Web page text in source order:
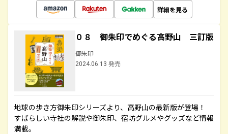
詳細を見る
０８ 御朱印でめぐる高野山 三訂版
御朱印
2024.06.13 発売
地球の歩き方御朱印シリーズより、高野山の最新版が登場！
すばらしい寺社の解説や御朱印、宿坊グルメやグッズなど情報
満載。